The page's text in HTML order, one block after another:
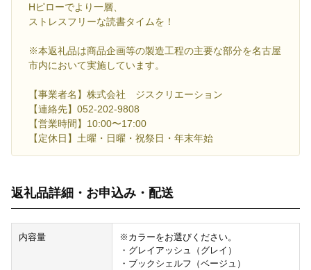
Hピローでより一層、
ストレスフリーな読書タイムを！
※本返礼品は商品企画等の製造工程の主要な部分を名古屋
市内において実施しています。
【事業者名】株式会社 ジスクリエーション
【連絡先】052-202-9808
【営業時間】10:00〜17:00
【定休日】土曜・日曜・祝祭日・年末年始
返礼品詳細・お申込み・配送
内容量
※カラーをお選びください。
・グレイアッシュ（グレイ）
・ブックシェルフ（ベージュ）